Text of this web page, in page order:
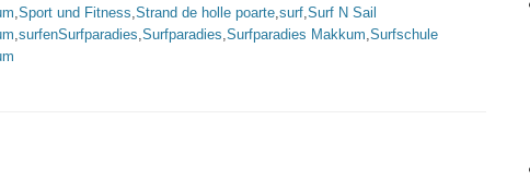
,Sport und Fitness,Strand de holle poarte,surf,Surf N Sail
,surfenSurfparadies,Surfparadies,Surfparadies Makkum,Surfschule